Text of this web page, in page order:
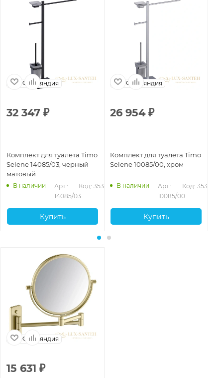
Финляндия
32 347 ₽
Комплект для туалета Timo
Selene 14085/03, черный
матовый
В наличии
Арт.:
14085/03
Код: 35360
Купить
Финляндия
26 954₽
Комплект для туалета Timo
Selene 10085/00, хром
В наличии
Арт.:
10085/00
Код: 35359
Купить
Финляндия
15 631 ₽